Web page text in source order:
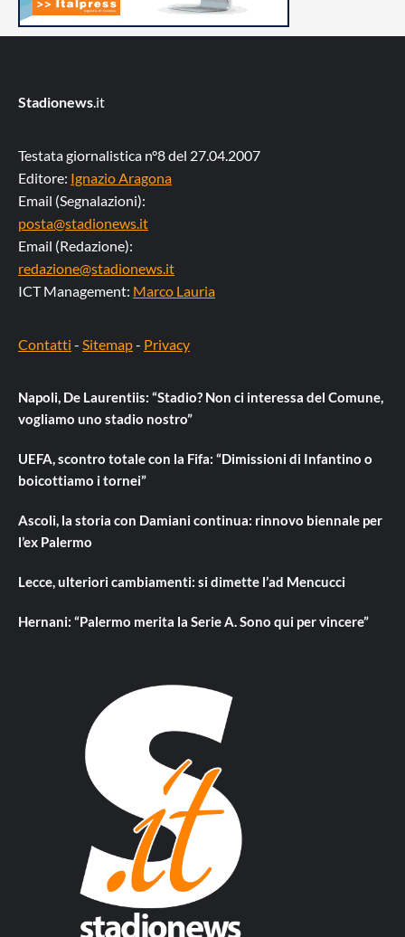
Stadionews.it
Testata giornalistica n°8 del 27.04.2007
Editore: Ignazio Aragona
Email (Segnalazioni):
posta@stadionews.it
Email (Redazione):
redazione@stadionews.it
ICT Management: Marco Lauria
Contatti - Sitemap- Privacy
Napoli, De Laurentiis: “Stadio? Non ci interessa del Comune,
vogliamo uno stadio nostro”
UEFA, scontro totale con la Fifa: “Dimissioni di Infantino o
boicottiamo i tornei”
Ascoli, la storia con Damiani continua: rinnovo biennale per
l’ex Palermo
Lecce, ulteriori cambiamenti: si dimette l’ad Mencucci
Hernani: “Palermo merita la Serie A. Sono qui per vincere”